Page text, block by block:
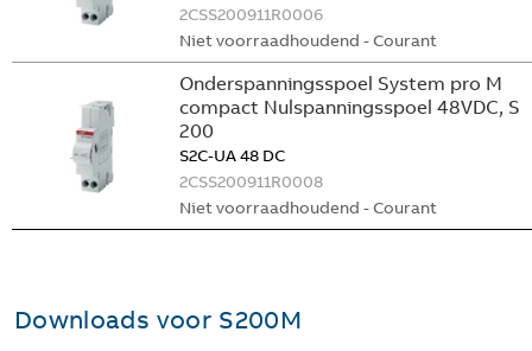
2CSS200911R0006
Niet voorraadhoudend - Courant
Onderspanningsspoel System pro M
compact Nulspanningsspoel 48VDC, S
200
S2C-UA 48 DC
2CSS200911R0008
Niet voorraadhoudend - Courant
Downloads voor S200M